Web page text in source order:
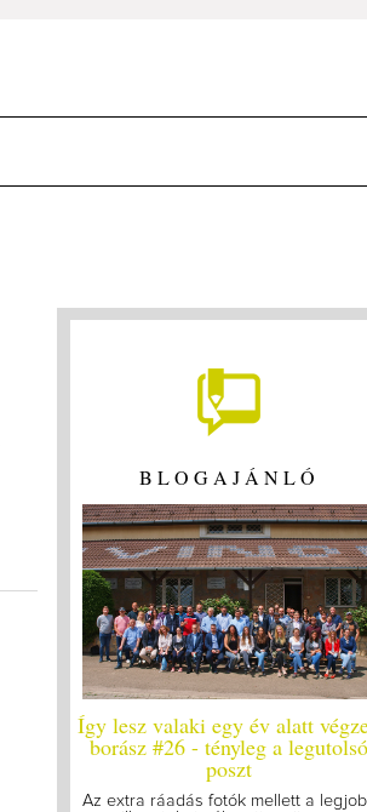
BLOGAJÁNLÓ
Így lesz valaki egy év alatt
borász #26 - tényleg a legutolsó
poszt
Az extra ráadás fotók mellett a